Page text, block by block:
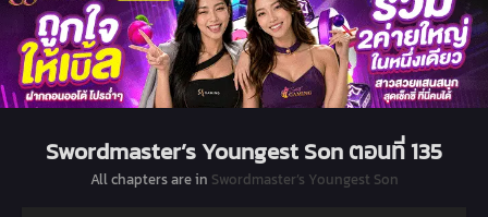
Swordmaster’s Youngest Son ตอนที่ 135
All chapters are in Swordmaster’s Youngest Son